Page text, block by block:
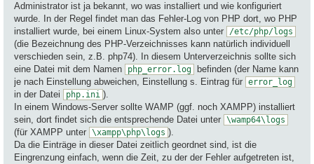
Administrator ist ja bekannt, wo was installiert und wie konfiguriert
wurde. In der Regel findet man das Fehler-Log von PHP dort, wo PHP
installiert wurde, bei einem Linux-System also unter
/etc/php/logs
(die Bezeichnung des PHP-Verzeichnisses kann natürlich individuell
verschieden sein, z.B. php74). In diesem Unterverzeichnis sollte sich
eine Datei mit dem Namen
php_error.log
befinden (der Name kann
je nach Einstellung abweichen, Einstellung s. Eintrag für error_log
in der Datei php.ini ).
In einem Windows-Server sollte WAMP (ggf. noch XAMPP) installiert
sein, dort findet sich die entsprechende Datei unter \wamp64\logs
(für XAMPP unter \xampp\php\logs ).
Da die Einträge in dieser Datei zeitlich geordnet sind, ist die
Eingrenzung einfach, wenn die Zeit, zu der der Fehler aufgetreten ist,